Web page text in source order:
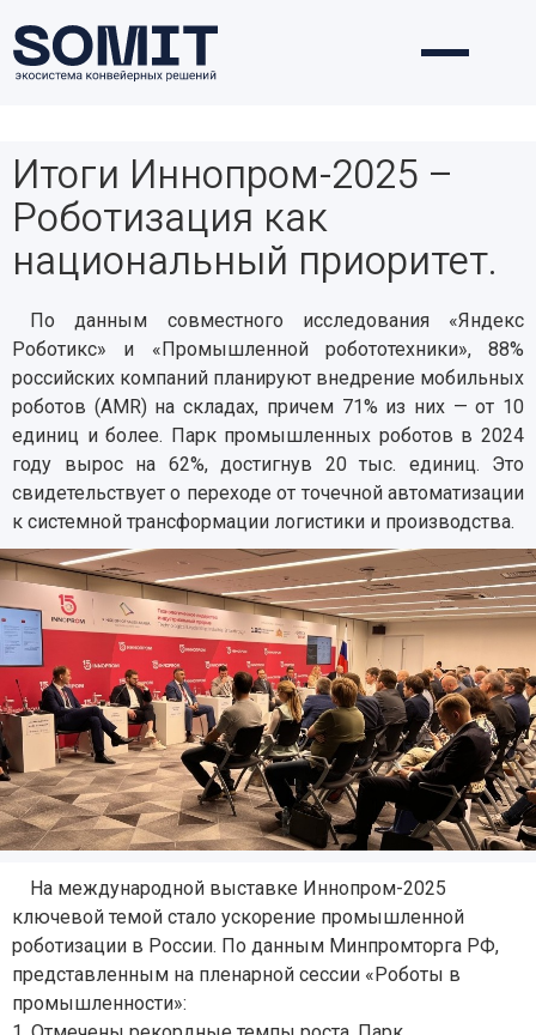
Итоги Иннопром-2025 –
Роботизация как
национальный приоритет.
По данным совместного исследования «Яндекс
Роботикс» и «Промышленной робототехники», 88%
российских компаний планируют внедрение мобильных
роботов (AMR) на складах, причем 71% из них — от 10
единиц и более. Парк промышленных роботов в 2024
году вырос на 62%, достигнув 20 тыс. единиц. Это
свидетельствует о переходе от точечной автоматизации
к системной трансформации логистики и производства.
На международной выставке Иннопром-2025
ключевой темой стало ускорение промышленной
роботизации в России. По данным Минпромторга РФ,
представленным на пленарной сессии «Роботы в
промышленности»: